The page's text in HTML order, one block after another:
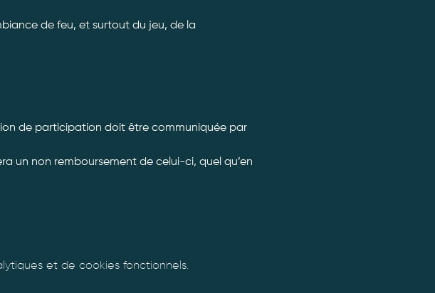
de feu, et surtout du jeu, de la
de participation doit être communiquée par
un non remboursement de celui-ci, quel qu’en
et de cookies fonctionnels.